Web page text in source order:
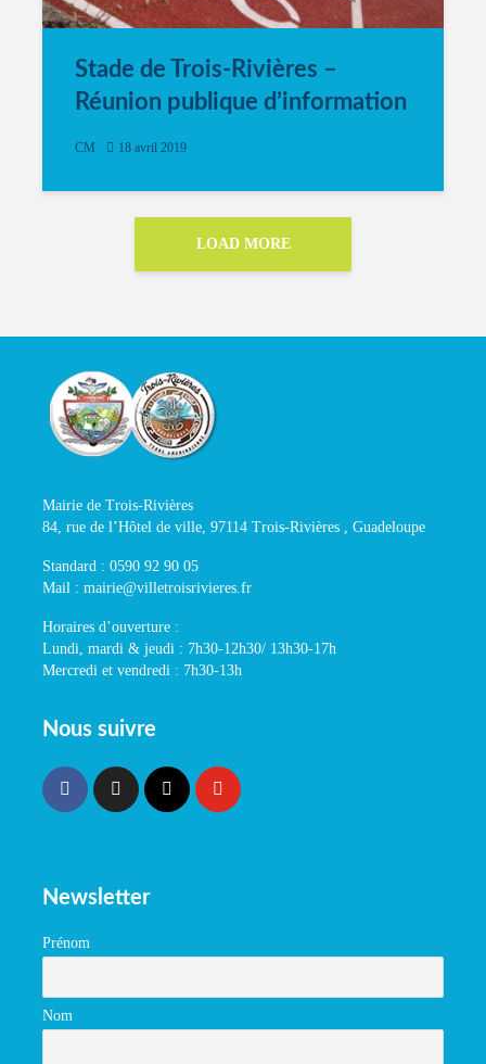
Stade de Trois-Rivières –
Réunion publique d’information
CM 18 avril 2019
LOAD MORE
Mairie de Trois-Rivières
84, rue de l’Hôtel de ville, 97114 Trois-Rivières , Guadeloupe
Standard : 0590 92 90 05
Mail : mairie@villetroisrivieres.fr
Horaires d’ouverture :
Lundi, mardi & jeudi : 7h30-12h30/ 13h30-17h
Mercredi et vendredi : 7h30-13h
Nous suivre
Newsletter
Prénom
Nom